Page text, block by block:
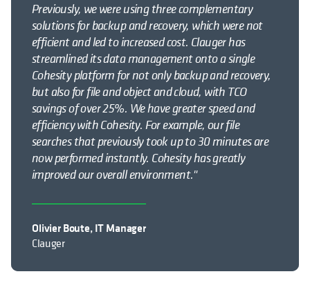
Previously, we were using three complementary
solutions for backup and recovery, which were not
efficient and led to increased cost. Clauger has
streamlined its data management onto a single
Cohesity platform for not only backup and recovery,
but also for file and object and cloud, with TCO
savings of over 25%. We have greater speed and
efficiency with Cohesity. For example, our file
searches that previously took up to 30 minutes are
now performed instantly. Cohesity has greatly
improved our overall environment."
Olivier Boute, IT Manager
Clauger